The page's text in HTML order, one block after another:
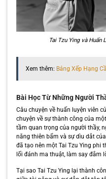
Tai Tzu Ying và Huấn
Xem thêm: Bảng Xếp Hạng
Bài Học Từ Những Người
Câu chuyện về huấn luyện viên
chuyện về sự thành công của
tầm quan trọng của người thầy,
năng thiên bẩm và sự dìu dắt
đã tạo nên một Tai Tzu Ying phi
lối đánh ma thuật, làm say đắm
Tại sao Tai Tzu Ying lại thành